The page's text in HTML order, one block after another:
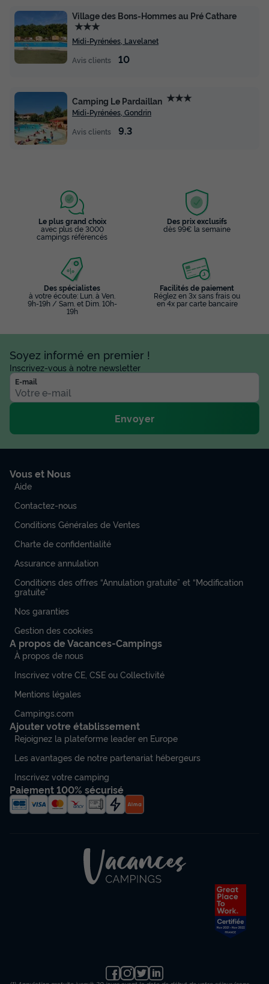
Village des Bons-Hommes au Pré Cathare
★★★
Midi-Pyrénées, Lavelanet
Avis clients
10
Camping Le Pardaillan ★★★
Midi-Pyrénées, Gondrin
Avis clients
9.3
Le plus grand choix
avec plus de 3000
campings référencés
Des prix exclusifs
dès 99€ la semaine
Des spécialistes
à votre écoute: Lun. à Ven.
9h-19h / Sam. et Dim. 10h-
19h
Facilités de paiement
Réglez en 3x sans frais ou
en 4x par carte bancaire
Soyez informé en premier !
Inscrivez-vous à notre newsletter
E-mail
Envoyer
Vous et Nous
Aide
Contactez-nous
Conditions Générales de Ventes
Charte de confidentialité
Assurance annulation
Conditions des offres “Annulation gratuite” et “Modification
gratuite”
Nos garanties
Gestion des cookies
A propos de Vacances-Campings
À propos de nous
Inscrivez votre CE, CSE ou Collectivité
Mentions légales
Campings.com
Ajouter votre établissement
Rejoignez la plateforme leader en Europe
Les avantages de notre partenariat hébergeurs
Inscrivez votre camping
Paiement 100% sécurisé